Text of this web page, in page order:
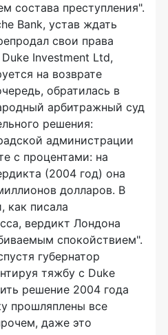
состава преступления".
Bank, устав ждать
свои права
Investment Ltd,
на возврате
обратилась в
арбитражный суд
решения:
администрации
с процентами: на
(2004 год) она
долларов. В
как писала
вердикт Лондона
спокойствием".
губернатор
тяжбу с Duke
решение 2004 года
прошляплены все
даже это